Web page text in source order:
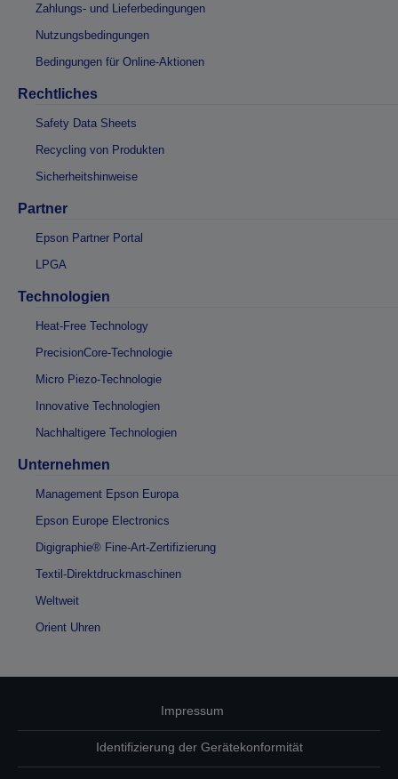
Zahlungs- und Lieferbedingungen
Nutzungsbedingungen
Bedingungen für Online-Aktionen
Rechtliches
Safety Data Sheets
Recycling von Produkten
Sicherheitshinweise
Partner
Epson Partner Portal
LPGA
Technologien
Heat-Free Technology
PrecisionCore-Technologie
Micro Piezo-Technologie
Innovative Technologien
Nachhaltigere Technologien
Unternehmen
Management Epson Europa
Epson Europe Electronics
Digigraphie® Fine-Art-Zertifizierung
Textil-Direktdruckmaschinen
Weltweit
Orient Uhren
Impressum
Identifizierung der Gerätekonformität